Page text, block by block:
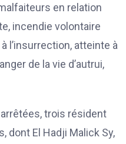
en relation
incendie volontaire
l’insurrection, atteinte à
de la vie d’autrui,
trois résident
dont El Hadji Malick Sy,